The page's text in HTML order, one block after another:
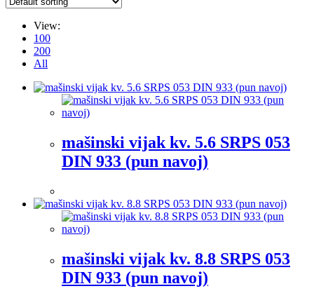
View:
100
200
All
mašinski vijak kv. 5.6 SRPS 053
DIN 933 (pun navoj)
mašinski vijak kv. 8.8 SRPS 053
DIN 933 (pun navoj)